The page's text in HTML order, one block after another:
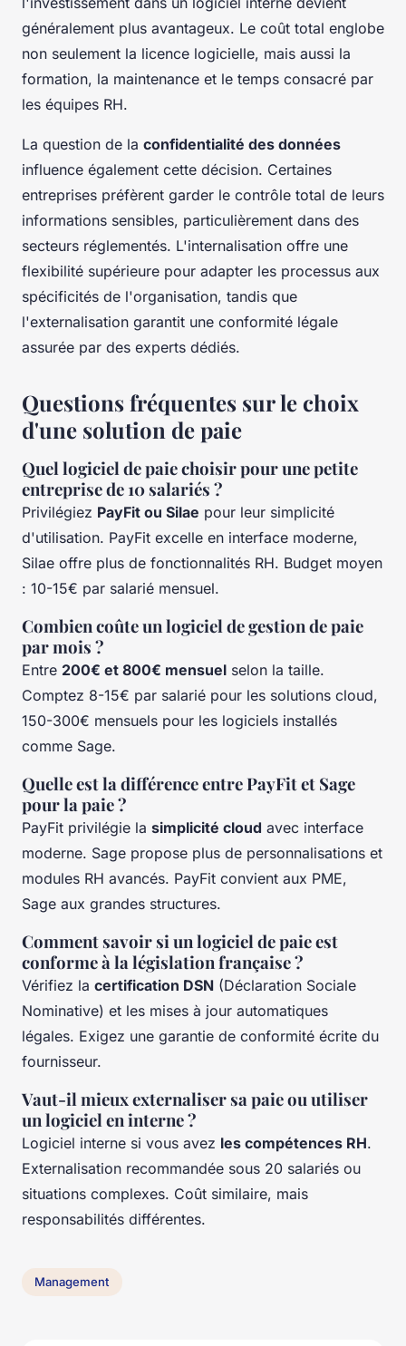
généralement plus avantageux. Le coût total englobe
non seulement la licence logicielle, mais aussi la
formation, la maintenance et le temps consacré par
les équipes RH.
La question de la confidentialité des données
influence également cette décision. Certaines
entreprises préfèrent garder le contrôle total de leurs
informations sensibles, particulièrement dans des
secteurs réglementés. L'internalisation offre une
flexibilité supérieure pour adapter les processus aux
spécificités de l'organisation, tandis que
l'externalisation garantit une conformité légale
assurée par des experts dédiés.
Questions fréquentes sur le choix
d'une solution de paie
Quel logiciel de paie choisir pour une petite
entreprise de 10 salariés ?
Privilégiez PayFit ou Silae pour leur simplicité
d'utilisation. PayFit excelle en interface moderne,
Silae offre plus de fonctionnalités RH. Budget moyen
: 10-15€ par salarié mensuel.
Combien coûte un logiciel de gestion de paie
par mois ?
Entre 200€ et 800€ mensuel selon la taille.
Comptez 8-15€ par salarié pour les solutions cloud,
150-300€ mensuels pour les logiciels installés
comme Sage.
Quelle est la différence entre PayFit et Sage
pour la paie ?
PayFit privilégie la simplicité cloud avec interface
moderne. Sage propose plus de personnalisations et
modules RH avancés. PayFit convient aux PME,
Sage aux grandes structures.
Comment savoir si un logiciel de paie est
conforme à la législation française ?
Vérifiez la certification DSN (Déclaration Sociale
Nominative) et les mises à jour automatiques
légales. Exigez une garantie de conformité écrite du
fournisseur.
Vaut-il mieux externaliser sa paie ou utiliser
un logiciel en interne ?
Logiciel interne si vous avez les compétences RH.
Externalisation recommandée sous 20 salariés ou
situations complexes. Coût similaire, mais
responsabilités différentes.
Management